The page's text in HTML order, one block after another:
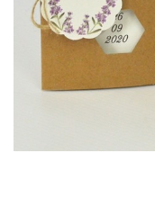
Pungi si cutii prajituri
Sticle si borcane
Cutii flori de hartie
Cutii flori de sapun
Cutii flori mixte
Aranjamente tematice